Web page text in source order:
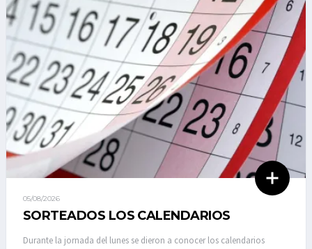
05/08/2026
SORTEADOS LOS CALENDARIOS
Durante la jornada del lunes se dieron a conocer los calendarios